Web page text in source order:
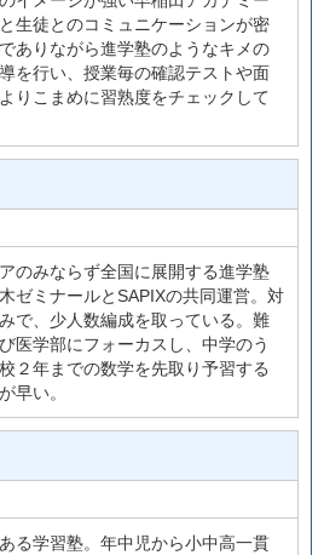
生徒とのコミュニケーションが密
ありながら進学塾のようなキメの
を行い、授業毎の確認テストや面
りこまめに習熟度をチェックして
のみならず全国に展開する進学塾
ゼミナールとSAPIXの共同運営。対
で、少人数編成を取っている。難
医学部にフォーカスし、中学のう
２年までの数学を先取り予習する
早い。
る学習塾。年中児から小中高一貫